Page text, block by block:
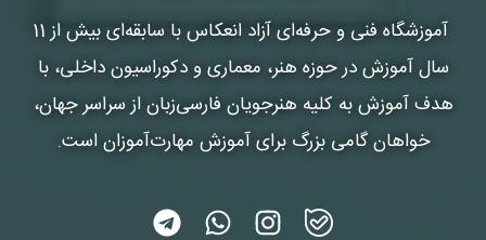
آموزشگاه فنی و حرفه‌ای آزاد انعکاس
با سابقه‌ای بیش از 11
سال آموزش در حوزه هنر، معماری و دکوراسیون داخلی، با
هدف آموزش به کلیه هنرجویان فارسی‌زبان از سراسر جهان،
خواهان گامی بزرگ برای آموزش مهارت‌آموزان است.